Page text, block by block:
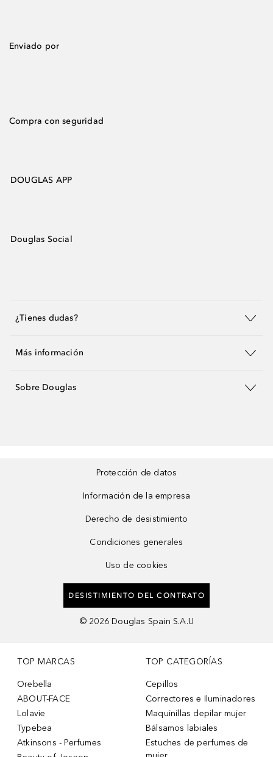
Enviado por
Compra con seguridad
DOUGLAS APP
Douglas Social
¿Tienes dudas?
Más información
Sobre Douglas
Protección de datos
Información de la empresa
Derecho de desistimiento
Condiciones generales
Uso de cookies
DESISTIMIENTO DEL CONTRATO
© 2026 Douglas Spain S.A.U
TOP MARCAS
Orebella
ABOUT-FACE
Lolavie
Typebea
Atkinsons - Perfumes
TOP CATEGORÍAS
Cepillos
Correctores e Iluminadores
Maquinillas depilar mujer
Bálsamos labiales
Estuches de perfumes de